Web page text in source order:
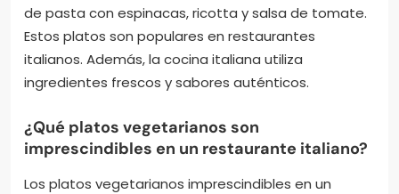
de pasta con espinacas, ricotta y salsa de tomate.
Estos platos son populares en restaurantes
italianos. Además, la cocina italiana utiliza
ingredientes frescos y sabores auténticos.
¿Qué platos vegetarianos son
imprescindibles en un restaurante italiano?
Los platos vegetarianos imprescindibles en un